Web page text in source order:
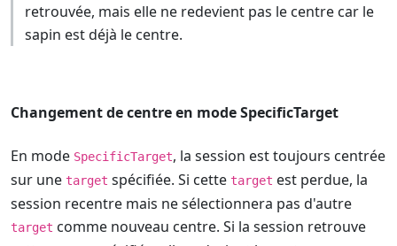
retrouvée, mais elle ne redevient pas le centre car le
sapin est déjà le centre.
Changement de centre en mode SpecificTarget
En mode SpecificTarget, la session est toujours centrée
sur une target spécifiée. Si cette target est perdue, la
session recentre mais ne sélectionnera pas d'autre
target comme nouveau centre. Si la session retrouve